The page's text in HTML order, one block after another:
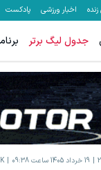
اخبار ورزشی پادکست
جدول لیگ برتر
19 خرداد 1405 ساعت 09:38 و خرید